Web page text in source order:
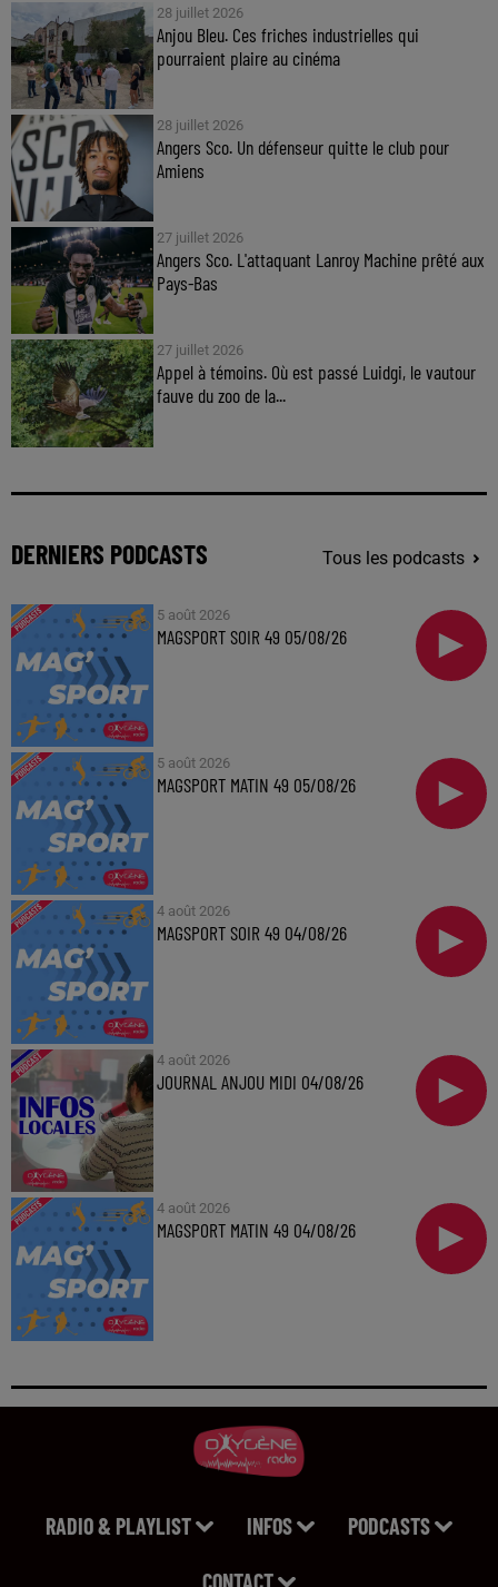
28 juillet 2026
Anjou Bleu. Ces friches industrielles qui
pourraient plaire au cinéma
28 juillet 2026
Angers Sco. Un défenseur quitte le club pour
Amiens
27 juillet 2026
Angers Sco. L'attaquant Lanroy Machine prêté aux
Pays-Bas
27 juillet 2026
Appel à témoins. Où est passé Luidgi, le vautour
fauve du zoo de la...
DERNIERS PODCASTS Tous les podcasts
5 août 2026
MAGSPORT SOIR 49 05/08/26
5 août 2026
MAGSPORT MATIN 49 05/08/26
4 août 2026
MAGSPORT SOIR 49 04/08/26
4 août 2026
JOURNAL ANJOU MIDI 04/08/26
4 août 2026
MAGSPORT MATIN 49 04/08/26
RADIO & PLAYLIST INFOS PODCASTS
CONTACT